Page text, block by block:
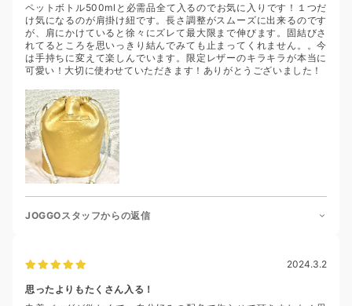
ペットボトル500mlと必需品全て入るのでお気に入りです！１つだ
け気になるのが肩掛け紐です。長さ調整がスムーズに出来るのです
が、肩にかけていると徐々にズレて最大限まで伸びます。固結びさ
れてるところを思いっきり結んでみても止まってくれません。。今
は手持ちに変えて楽しんでいます。限定レザーのキラキラが本当に
可愛い！大切に使わせていただきます！ありがとうございました！
JOGGOスタッフからの返信
2024.3.2
思ったよりもたくさん入る！